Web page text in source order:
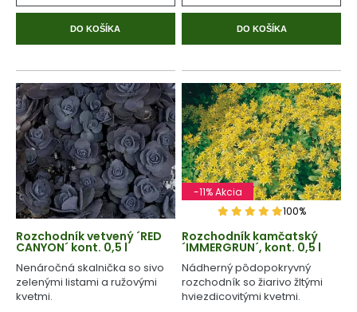
DO KOŠÍKA DO KOŠÍKA
Rozchodník vetvený ´RED
CANYON´ kont. 0,5 l
Nenáročná skalnička so sivo
zelenými listami a ružovými
kvetmi.
-11% Akcia
100%
Rozchodník kamčatský
´IMMERGRUN´, kont. 0,5 l
Nádherný pôdopokryvný
rozchodník so žiarivo žltými
hviezdicovitými kvetmi.